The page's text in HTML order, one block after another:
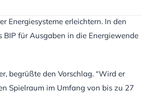
Energiesysteme erleichtern. In den
für Ausgaben in die Energiewende
begrüßte den Vorschlag. “Wird er
Spielraum im Umfang von bis zu 27